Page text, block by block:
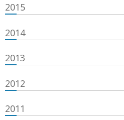
2015
2014
2013
2012
2011